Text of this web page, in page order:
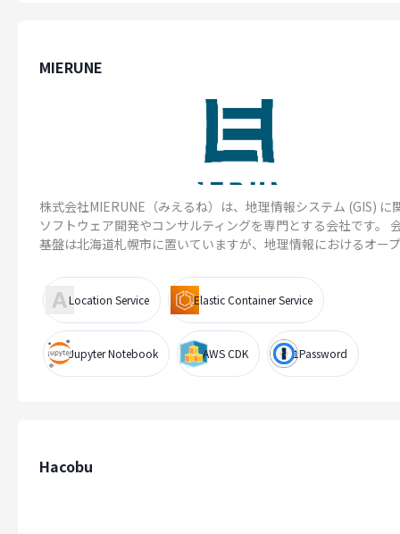
MIERUNE
株式会社MIERUNE（みえるね）は、地理情報システム (GIS) に
ソフトウェア開発やコンサルティングを専門とする会社です。
基盤は北海道札幌市に置いていますが、地理情報におけるオー
Location Service Elastic Container Service
Jupyter Notebook AWS CDK 1Password
Hacobu